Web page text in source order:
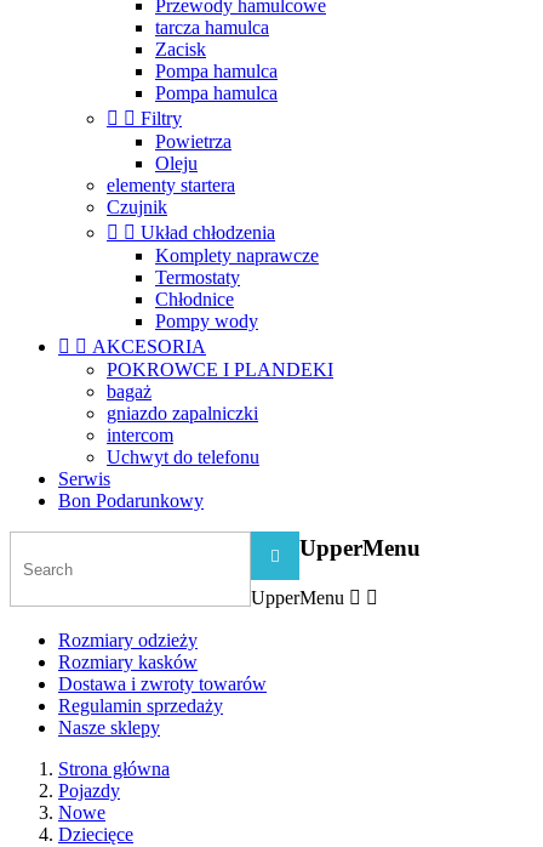
Przewody hamulcowe
tarcza hamulca
Zacisk
Pompa hamulca
Pompa hamulca
  Filtry
Powietrza
Oleju
elementy startera
Czujnik
  Układ chłodzenia
Komplety naprawcze
Termostaty
Chłodnice
Pompy wody
  AKCESORIA
POKROWCE I PLANDEKI
bagaż
gniazdo zapalniczki
intercom
Uchwyt do telefonu
Serwis
Bon Podarunkowy
 UpperMenu
UpperMenu  
Rozmiary odzieży
Rozmiary kasków
Dostawa i zwroty towarów
Regulamin sprzedaży
Nasze sklepy
Strona główna
Pojazdy
Nowe
Dziecięce